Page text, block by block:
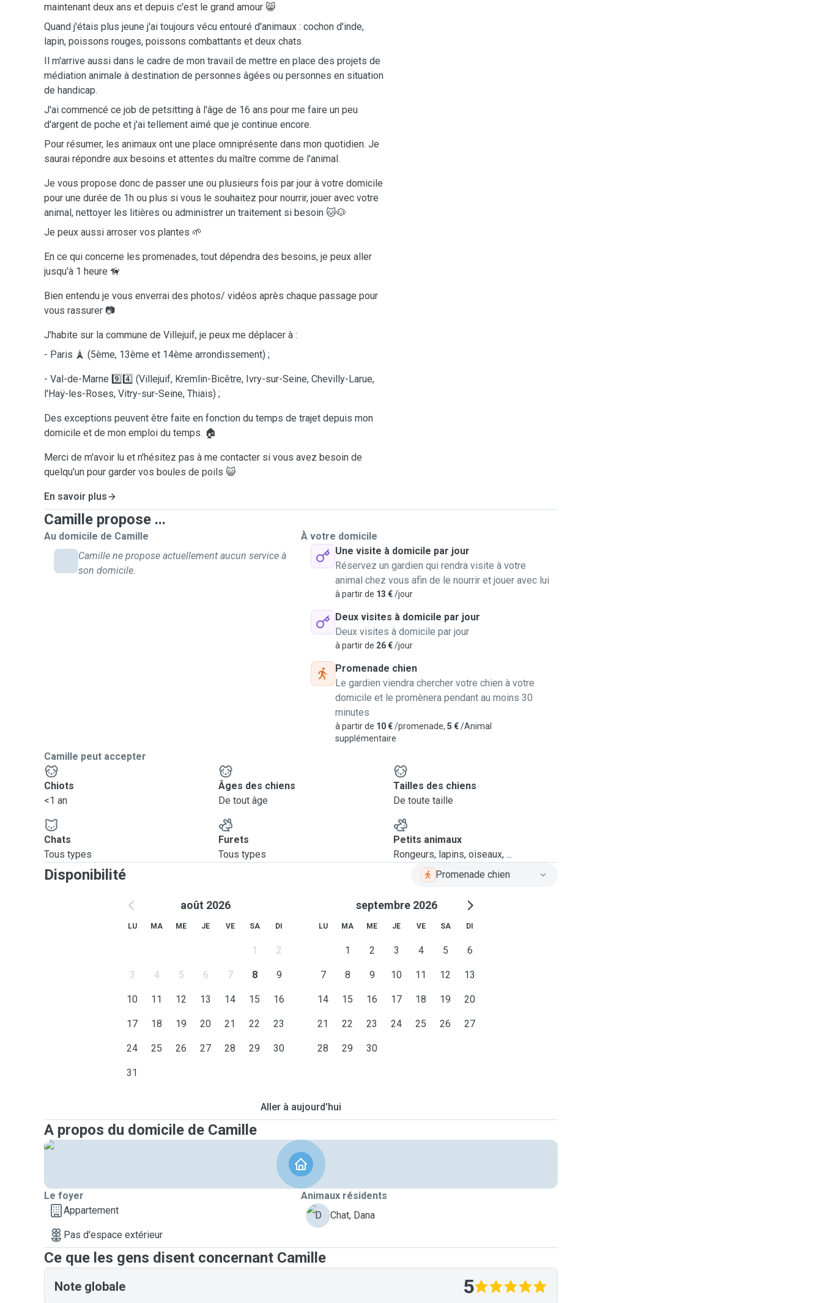
maintenant deux ans et depuis c'est le grand amour 😸
Quand j'étais plus jeune j'ai toujours vécu entouré d'animaux : cochon d'inde,
lapin, poissons rouges, poissons combattants et deux chats.
Il m'arrive aussi dans le cadre de mon travail de mettre en place des projets de
médiation animale à destination de personnes âgées ou personnes en situation
de handicap.
J'ai commencé ce job de petsitting à l'âge de 16 ans pour me faire un peu
d'argent de poche et j'ai tellement aimé que je continue encore.
Pour résumer, les animaux ont une place omniprésente dans mon quotidien. Je
saurai répondre aux besoins et attentes du maître comme de l'animal.
Je vous propose donc de passer une ou plusieurs fois par jour à votre domicile
pour une durée de 1h ou plus si vous le souhaitez pour nourrir, jouer avec votre
animal, nettoyer les litières ou administrer un traitement si besoin 🐱🐶
Je peux aussi arroser vos plantes 🌱
En ce qui concerne les promenades, tout dépendra des besoins, je peux aller
jusqu'à 1 heure 🦮
Bien entendu je vous enverrai des photos/ vidéos après chaque passage pour
vous rassurer 📷
J'habite sur la commune de Villejuif, je peux me déplacer à :
- Paris 🗼 (5ème, 13ème et 14ème arrondissement) ;
- Val-de-Marne 9️⃣4️⃣ (Villejuif, Kremlin-Bicêtre, Ivry-sur-Seine, Chevilly-Larue,
l'Haÿ-les-Roses, Vitry-sur-Seine, Thiais) ;
Des exceptions peuvent être faite en fonction du temps de trajet depuis mon
domicile et de mon emploi du temps. 🏠
Merci de m'avoir lu et n'hésitez pas à me contacter si vous avez besoin de
quelqu'un pour garder vos boules de poils 😺
En savoir plus
Camille propose ...
Au domicile de Camille
Camille ne propose actuellement aucun service à
son domicile.
À votre domicile
Une visite à domicile par jour
Réservez un gardien qui rendra visite à votre
animal chez vous afin de le nourrir et jouer avec lui
à partir de 13 €/jour
Deux visites à domicile par jour
Deux visites à domicile par jour
à partir de 26 €/jour
Promenade chien
Le gardien viendra chercher votre chien à votre
domicile et le promènera pendant au moins 30
minutes
à partir de 10 €/promenade, 5 €/Animal
supplémentaire
Camille peut accepter
Chiots
<1 an
Âges des chiens
De tout âge
Tailles des chiens
De toute taille
Chats
Tous types
Furets
Tous types
Petits animaux
Rongeurs, lapins, oiseaux, ...
Disponibilité Promenade chien
août 2026
LU MA ME JE VE SA DI
1 2
3 4 5 6 7 8 9
10 11 12 13 14 15 16
17 18 19 20 21 22 23
24 25 26 27 28 29 30
31
septembre 2026
LU MA ME JE VE SA DI
1 2 3 4 5 6
7 8 9 10 11 12 13
14 15 16 17 18 19 20
21 22 23 24 25 26 27
28 29 30
Aller à aujourd'hui
A propos du domicile de Camille
Le foyer
Appartement
Pas d'espace extérieur
Animaux résidents
D
Chat, Dana
Ce que les gens disent concernant Camille
Note globale 5